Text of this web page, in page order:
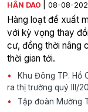
HÂN DAO 08-08-
Hàng loạt đề xuất
với kỳ vọng thay
cư, đồng thời nâng
thời gian tới.
Khu Đông TP. Hồ
ra thị trường quý III/
Tập đoàn Mường